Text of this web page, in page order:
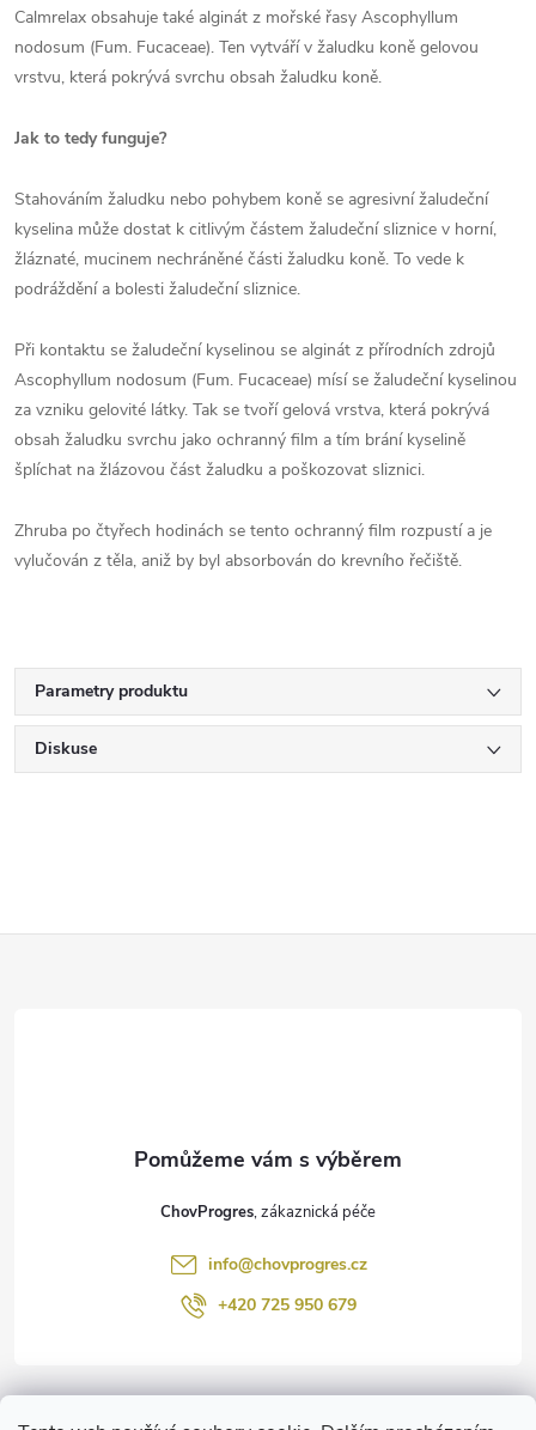
Calmrelax obsahuje také alginát z mořské řasy Ascophyllum
nodosum (Fum. Fucaceae). Ten vytváří v žaludku koně gelovou
vrstvu, která pokrývá svrchu obsah žaludku koně.
Jak to tedy funguje?
Stahováním žaludku nebo pohybem koně se agresivní žaludeční
kyselina může dostat k citlivým částem žaludeční sliznice v horní,
žláznaté, mucinem nechráněné části žaludku koně. To vede k
podráždění a bolesti žaludeční sliznice.
Při kontaktu se žaludeční kyselinou se alginát z přírodních zdrojů
Ascophyllum nodosum (Fum. Fucaceae) mísí se žaludeční kyselinou
za vzniku gelovité látky. Tak se tvoří gelová vrstva, která pokrývá
obsah žaludku svrchu jako ochranný film a tím brání kyselině
šplíchat na žlázovou část žaludku a poškozovat sliznici.
Zhruba po čtyřech hodinách se tento ochranný film rozpustí a je
vylučován z těla, aniž by byl absorbován do krevního řečiště.
Parametry produktu
Diskuse
ChovProgres
info@chovprogres.cz
+420 725 950 679